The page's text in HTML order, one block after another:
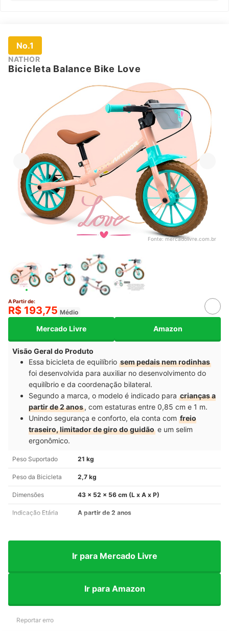
No.1
NATHOR
Bicicleta Balance Bike Love
Fonte: mercadolivre.com.br
A Partir de:
R$ 193,75 Médio
Mercado Livre Amazon
Visão Geral do Produto
Essa bicicleta de equilíbrio sem pedais nem rodinhas
foi desenvolvida para auxiliar no desenvolvimento do
equilíbrio e da coordenação bilateral.
Segundo a marca, o modelo é indicado para crianças a
partir de 2 anos, com estaturas entre 0,85 cm e 1 m.
Unindo segurança e conforto, ela conta com freio
traseiro, limitador de giro do guidão e um selim
ergonômico.
Peso Suportado 21 kg
Peso da Bicicleta 2,7 kg
Dimensões 43 x 52 x 56 cm (L x A x P)
Indicação Etária A partir de 2 anos
Ir para Mercado Livre
Ir para Amazon
Reportar erro